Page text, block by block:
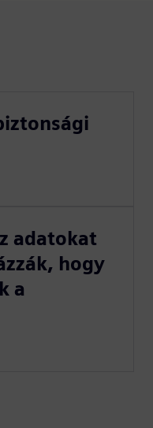
adatokat
hogy
a